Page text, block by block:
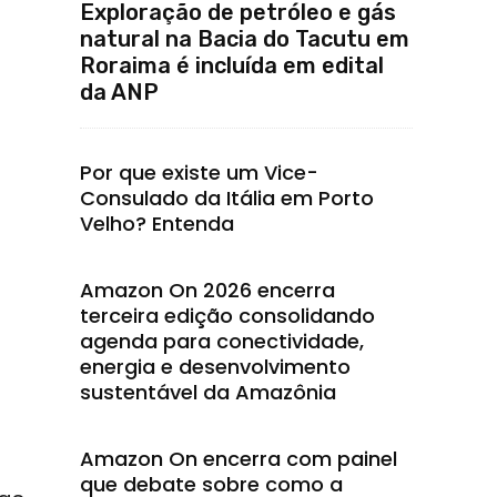
Exploração de petróleo e gás
natural na Bacia do Tacutu em
Roraima é incluída em edital
da ANP
Por que existe um Vice-
Consulado da Itália em Porto
Velho? Entenda
Amazon On 2026 encerra
terceira edição consolidando
agenda para conectividade,
energia e desenvolvimento
sustentável da Amazônia
Amazon On encerra com painel
que debate sobre como a